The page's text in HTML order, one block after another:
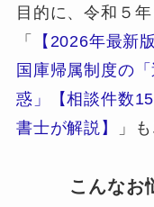
目的に、令和５
「
【2026年最新
国庫帰属制度の
惑」【相談件数
書士が解説】
」
こんなお